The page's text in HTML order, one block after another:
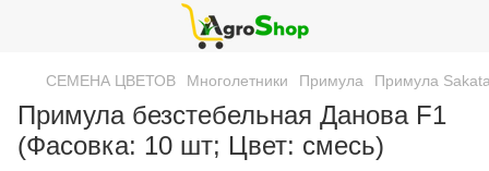
СЕМЕНА ЦВЕТОВ Многолетники Примула Примула
Примула безстебельная Данова F1
(Фасовка: 10 шт; Цвет: смесь)